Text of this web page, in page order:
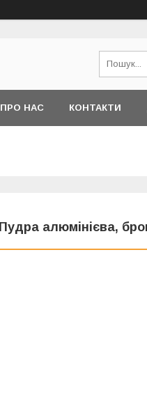
ПРО НАС КОНТАКТИ
Пудра алюмінієва,